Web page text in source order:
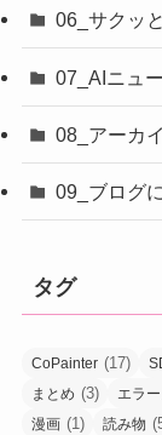
06_サクッ
07_AIニュ
08_アーカ
09_ブログ
タグ
CoPainter (17)
まとめ (3) エラ
漫画 (1) 読み物